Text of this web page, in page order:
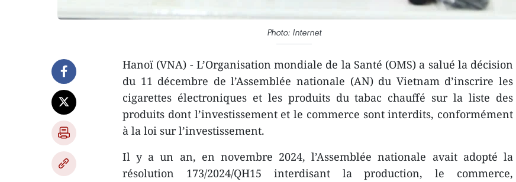
Photo: Internet
Hanoï (VNA) - L’Organisation mondiale de la Santé (OMS) a salué la décision
du 11 décembre de l’Assemblée nationale (AN) du Vietnam d’inscrire les
cigarettes électroniques et les produits du tabac chauffé sur la liste des
produits dont l’investissement et le commerce sont interdits, conformément
à la loi sur l’investissement.
Il y a un an, en novembre 2024, l’Assemblée nationale avait adopté la
résolution 173/2024/QH15 interdisant la production, le commerce,